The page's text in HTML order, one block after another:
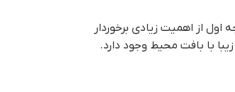
از اهمیت زیادی برخوردار
با بافت محیط وجود دارد.